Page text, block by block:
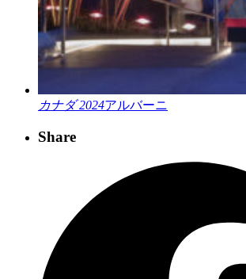
カナダ 2024アルバーニ
Share